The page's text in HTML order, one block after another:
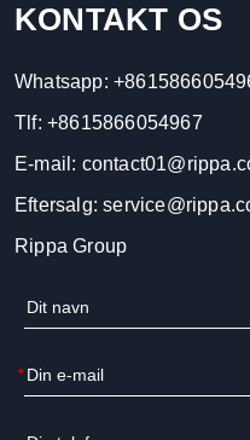
KONTAKT OS
Whatsapp:
Tlf: +8615866054967
E-mail:
Eftersalg:
Rippa Group
*